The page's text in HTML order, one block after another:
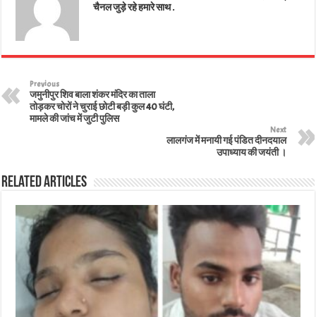
चैनल जुड़े रहे हमारे साथ .
Previous
जमुनीपुर शिव बाला शंकर मंदिर का ताला
तोड़कर चोरों ने चुराई छोटी बड़ी कुल 40 घंटी,
मामले की जांच में जुटी पुलिस
Next
लालगंज में मनायी गई पंडित दीनदयाल
उपाध्याय की जयंती ।
Related Articles